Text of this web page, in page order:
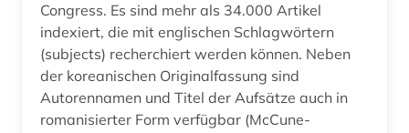
katalog (45)
katalonien (1)
kirchenarchiv (1)
kolonialreich (1)
Congress. Es sind mehr als 34.000 Artikel
indexiert, die mit englischen Schlagwörtern
(subjects) recherchiert werden können. Neben
der koreanischen Originalfassung sind
Autorennamen und Titel der Aufsätze auch in
romanisierter Form verfügbar (McCune-